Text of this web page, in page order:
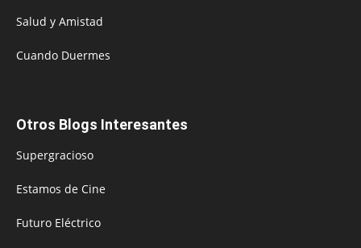
Salud y Amistad
Cuando Duermes
Otros Blogs Interesantes
Supergracioso
Estamos de Cine
Futuro Eléctrico